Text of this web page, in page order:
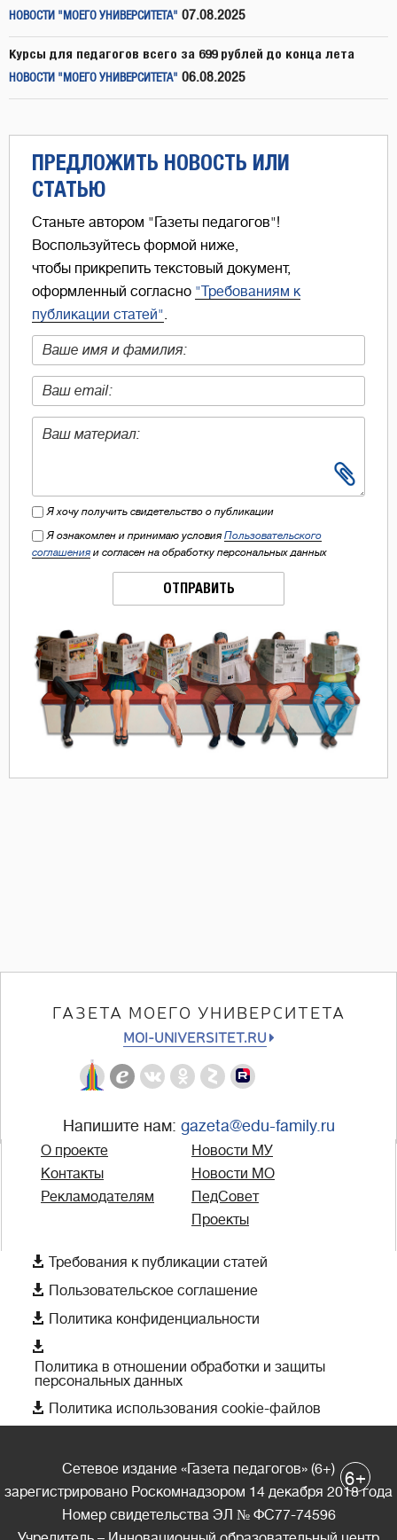
НОВОСТИ "МОЕГО УНИВЕРСИТЕТА" 07.08.2025
Курсы для педагогов всего за 699 рублей до конца лета
НОВОСТИ "МОЕГО УНИВЕРСИТЕТА" 06.08.2025
ПРЕДЛОЖИТЬ НОВОСТЬ ИЛИ
СТАТЬЮ
Станьте автором "Газеты педагогов"!
Воспользуйтесь формой ниже,
чтобы прикрепить текстовый документ,
оформленный согласно "Требованиям к
публикации статей"
Я хочу получить свидетельство о публикации
Я ознакомлен и принимаю условия Пользовательского
соглашения и согласен на обработку персональных данных
ОТПРАВИТЬ
ГАЗЕТА МОЕГО УНИВЕРСИТЕТА
MOI-UNIVERSITET.RU
Напишите нам: gazeta@edu-family.ru
О проекте
Контакты
Рекламодателям
Новости МУ
Новости МО
ПедСовет
Проекты
 Требования к публикации статей
 Пользовательское соглашение
 Политика конфиденциальности

Политика в отношении обработки и защиты
персональных данных
 Политика использования cookie-файлов
Сетевое издание «Газета педагогов» (6+)
зарегистрировано Роскомнадзором 14 декабря 2018 года
Номер свидетельства ЭЛ № ФС77-74596
6+